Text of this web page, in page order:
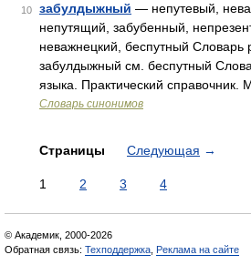
10 забулдыжный — непутевый,
непутящий, забубенный,
неважнецкий, беспутный Словарь
забулдыжный см. беспутный
языка. Практический справочник.
Словарь синонимов
Страницы Следующая →
1 2 3 4
© Академик, 2000-2026
Обратная связь: Техподдержка Реклама на сайте